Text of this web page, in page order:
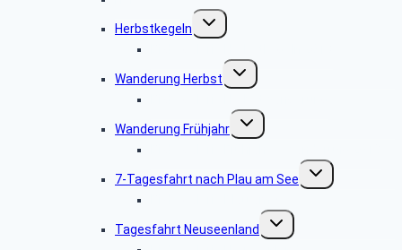
Herbstkegeln
Untermenü
umschalten
Wanderung Herbst
Untermenü
umschalten
Wanderung Frühjahr
Untermenü
umschalten
7-Tagesfahrt nach Plau am See
Untermenü
umschalten
Tagesfahrt Neuseenland
Untermenü
umschalten